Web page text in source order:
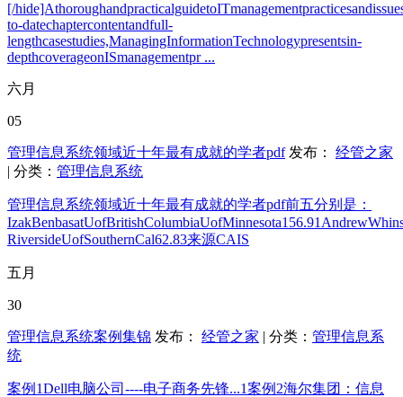
[/
to-datechaptercontentandfull-
lengthcasestudies,ManagingInformationTechnologypresentsin-
depthcoverageonISmanagementpr ...
六月
05
管理信息系统领域近十年最有成就的学者pdf 发布： 经管之家
| 分类： 管理信息系统
管理信息系统领域近十年最有成就的学者pdf前五分别是：
RiversideUofSouthernCal62.83来源CAIS
五月
30
管理信息系统案例集锦 发布： 经管之家 | 分类： 管理信息系
统
案例1Dell电脑公司----电子商务先锋...1案例2海尔集团：信息